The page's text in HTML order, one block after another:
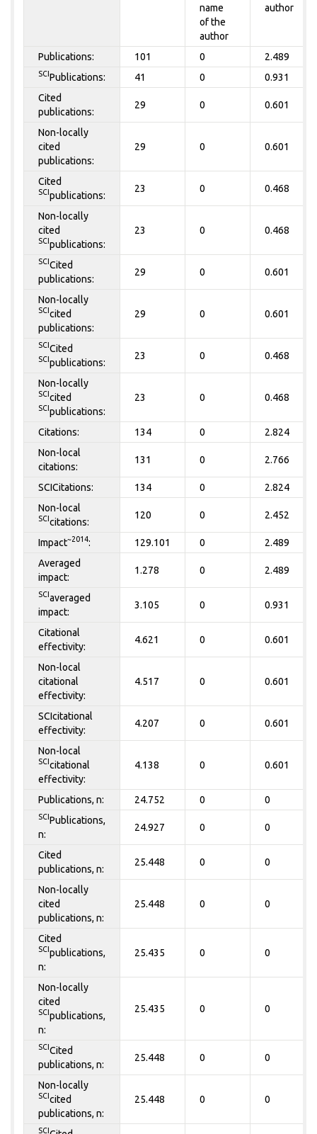
name
of the
author
author
Publications: 101 0 2.489
SCI Publications: 41 0
0.931
Cited
publications:
29 0 0.601
Non-locally
cited
publications:
29 0 0.601
Cited
SCI publications:
23 0 0.468
Non-locally
cited
SCI publications:
23 0 0.468
SCI Cited
publications:
29 0 0.601
Non-locally
SCI cited
publications:
29 0 0.601
SCI Cited
SCI publications:
23 0 0.468
Non-locally
SCI cited
SCI publications:
23 0 0.468
Citations: 134 0
2.824
Non-local
citations:
131 0 2.766
SCICitations: 134 0
2.824
Non-local
SCI citations:
120 0 2.452
Impact~2014: 129.101 0
2.489
Averaged
impact:
1.278 0 2.489
SCI averaged
impact:
3.105 0 0.931
Citational
effectivity:
4.621 0 0.601
Non-local
citational
effectivity:
4.517 0 0.601
SCIcitational
effectivity:
4.207 0 0.601
Non-local
SCI citational
effectivity:
4.138 0 0.601
Publications, n: 24.752 0 0
SCI Publications,
n:
24.927 0 0
Cited
publications, n:
25.448 0 0
Non-locally
cited
publications, n:
25.448 0 0
Cited
SCI publications,
n:
25.435 0 0
Non-locally
cited
SCI publications,
n:
25.435 0 0
SCI Cited
publications, n:
25.448 0 0
Non-locally
SCI cited
publications, n:
25.448 0 0
SCI